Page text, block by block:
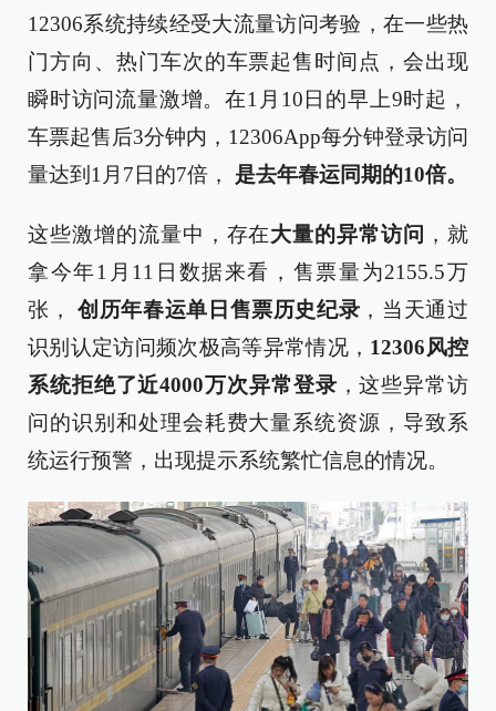
12306系统持续经受大流量访问考验，在一些热
门方向、热门车次的车票起售时间点，会出现
瞬时访问流量激增。在1月10日的早上9时起，
车票起售后3分钟内，12306App每分钟登录访问
量达到1月7日的7倍，
是去年春运同期的10倍。
这些激增的流量中，存在大量的异常访问 ，就
拿今年1月11日数据来看，售票量为2155.5万
张，
创历年春运单日售票历史纪录 ，当天通过
识别认定访问频次极高等异常情况， 12306风控
系统拒绝了近4000万次异常登录 ，这些异常访
问的识别和处理会耗费大量系统资源，导致系
统运行预警，出现提示系统繁忙信息的情况。